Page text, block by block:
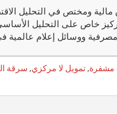
o
o
k
t
t
خاص على التحليل
ووسائل إعلام عالمية
مشفرة,تمويل لا مركزي, سرقة